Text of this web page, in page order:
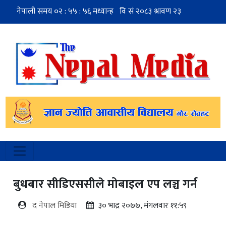
बुधबार सीडिएससीले मोबाइल एप लञ्च गर्न
द नेपाल मिडिया ३० भाद्र २०७७, मंगलवार ११:५९